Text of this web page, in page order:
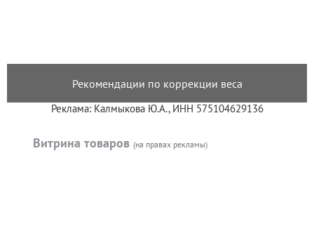
Рекомендации по коррекции веса
Реклама: Калмыкова Ю.А., ИНН 575104629136
Витрина товаров (на правах рекламы)